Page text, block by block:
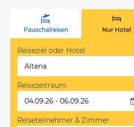
Pauschalreisen Nur Hotel
Reiseziel oder Hotel
Altena
Reisezeitraum
04.09.26 - 06.09.26
Reiseteilnehmer & Zimmer